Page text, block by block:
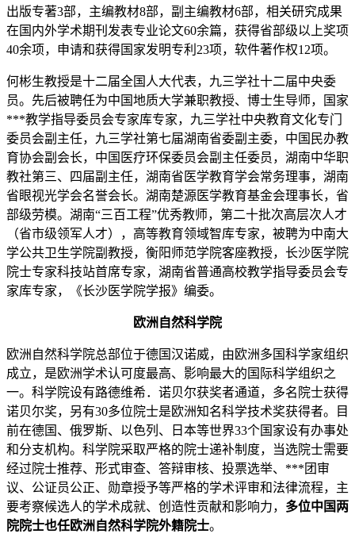
出版专著3部，主编教材8部，副主编教材6部，相关研究成果
在国内外学术期刊发表专业论文60余篇，获得省部级以上奖项
40余项，申请和获得国家发明专利23项，软件著作权12项。
何彬生教授是十二届全国人大代表，九三学社十二届中央委
员。先后被聘任为中国地质大学兼职教授、博士生导师，国家
***教学指导委员会专家库专家，九三学社中央教育文化专门
委员会副主任，九三学社第七届湖南省委副主委，中国民办教
育协会副会长，中国医疗环保委员会副主任委员，湖南中华职
教社第三、四届副主任，湖南省医学教育学会常务理事，湖南
省眼视光学会名誉会长。湖南楚源医学教育基金会理事长，省
部级劳模。湖南“三百工程”优秀教师，第二十批次高层次人才
（省市级领军人才），高等教育领域智库专家，被聘为中南大
学公共卫生学院副教授，衡阳师范学院客座教授，长沙医学院
院士专家科技站首席专家，湖南省普通高校教学指导委员会专
家库专家，《长沙医学院学报》编委。
欧洲自然科学院
欧洲自然科学院总部位于德国汉诺威，由欧洲多国科学家组织
成立，是欧洲学术认可度最高、影响最大的国际科学组织之
一。科学院设有路德维希．诺贝尔获奖者通道，多名院士获得
诺贝尔奖，另有30多位院士是欧洲知名科学技术奖获得者。目
前在德国、俄罗斯、以色列、日本等世界33个国家设有办事处
和分支机构。科学院采取严格的院士递补制度，当选院士需要
经过院士推荐、形式审查、答辩审核、投票选举、***团审
议、公证员公正、勋章授予等严格的学术评审和法律流程，主
要考察候选人的学术成就、创造性贡献和影响力， 多位中国两
院院士也任欧洲自然科学院外籍院士。